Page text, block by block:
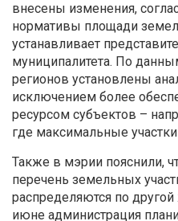
внесены изменения,
нормативы площади
устанавливает
муниципалитета. По
регионов установлены
исключением более
ресурсом субъектов –
где максимальные
Также в мэрии пояснили,
перечень земельных
распределяются по
июне администрация